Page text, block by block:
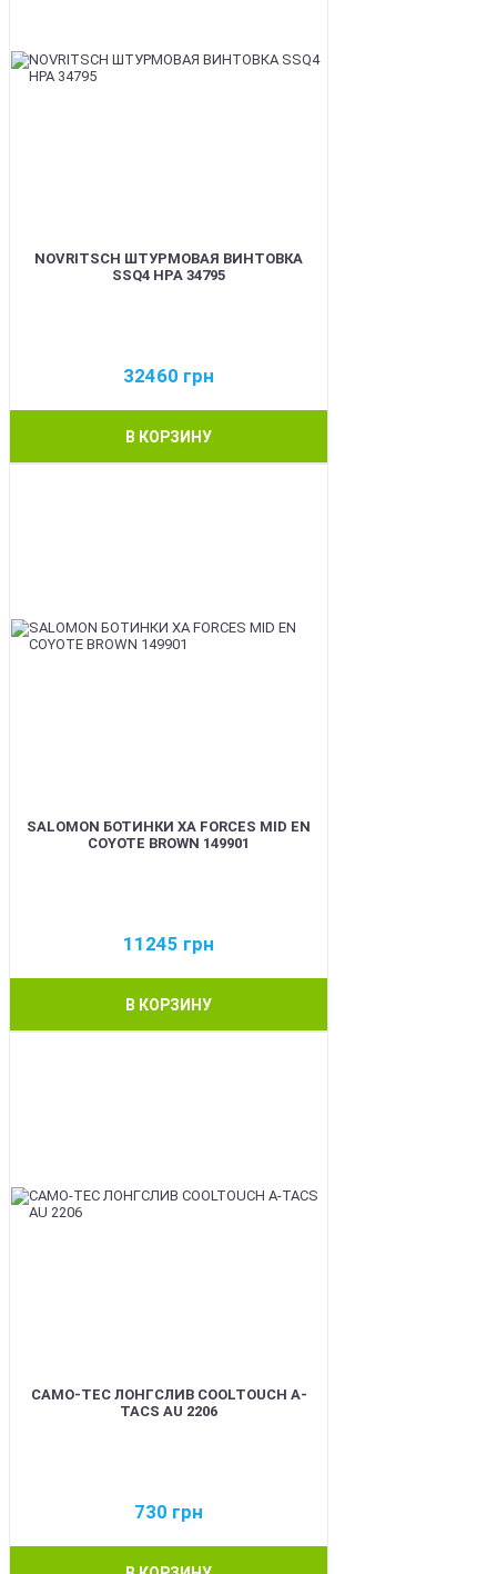
NOVRITSCH ШТУРМОВАЯ ВИНТОВКА
SSQ4 HPA 34795
32460 грн
В КОРЗИНУ
SALOMON БОТИНКИ XA FORCES MID EN
COYOTE BROWN 149901
11245 грн
В КОРЗИНУ
CAMO-TEC ЛОНГСЛИВ COOLTOUCH A-
TACS AU 2206
730 грн